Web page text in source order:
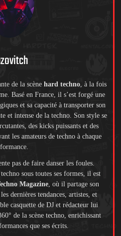
de la scène hard techno, à la fois
Basé en France, il s’est forgé une
et sa capacité à transporter son
et intense de la techno. Son style se
des kicks puissants et des
les amateurs de techno à chaque
pas de faire danser les foules.
sous toutes ses formes, il est
Magazine, où il partage son
dernières tendances, artistes, et
casquette de DJ et rédacteur lui
de la scène techno, enrichissant
que ses écrits.